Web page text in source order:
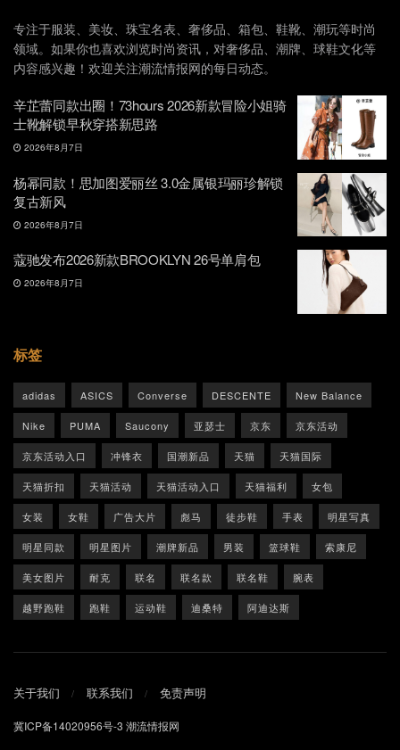
专注于服装、美妆、珠宝名表、奢侈品、箱包、鞋靴、潮玩等时尚
领域。如果你也喜欢浏览时尚资讯，对奢侈品、潮牌、球鞋文化等
内容感兴趣！欢迎关注潮流情报网的每日动态。
辛芷蕾同款出圈！73hours 2026新款冒险小姐骑
士靴解锁早秋穿搭新思路
2026年8月7日
杨幂同款！思加图爱丽丝 3.0金属银玛丽珍解锁
复古新风
2026年8月7日
蔻驰发布2026新款BROOKLYN 26号单肩包
2026年8月7日
标签
adidas ASICS Converse DESCENTE New Balance
Nike PUMA Saucony 亚瑟士 京东 京东活动
京东活动入口 冲锋衣 国潮新品 天猫 天猫国际
天猫折扣 天猫活动 天猫活动入口 天猫福利 女包
女装 女鞋 广告大片 彪马 徒步鞋 手表 明星写真
明星同款 明星图片 潮牌新品 男装 篮球鞋 索康尼
美女图片 耐克 联名 联名款 联名鞋 腕表
越野跑鞋 跑鞋 运动鞋 迪桑特 阿迪达斯
关于我们 联系我们 免责声明
冀ICP备14020956号-3 潮流情报网